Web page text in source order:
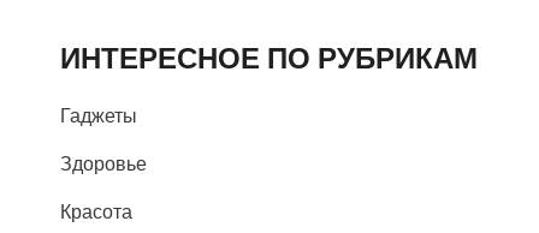
ИНТЕРЕСНОЕ ПО РУБРИКАМ
Гаджеты
Здоровье
Красота